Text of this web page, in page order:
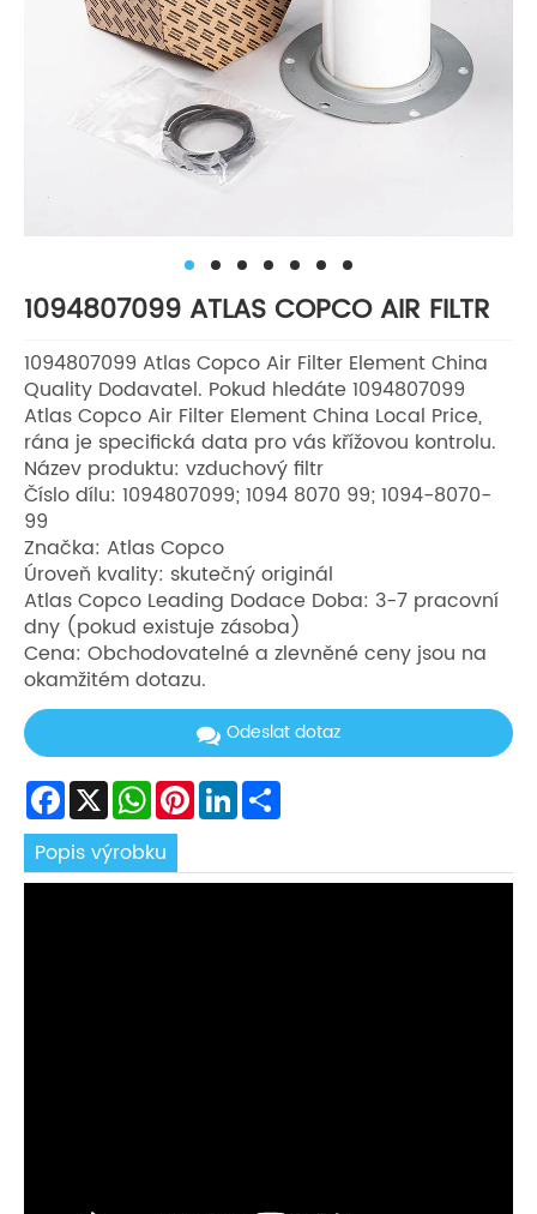
1094807099 ATLAS COPCO AIR FILTR
1094807099 Atlas Copco Air Filter Element China
Quality Dodavatel. Pokud hledáte 1094807099
Atlas Copco Air Filter Element China Local Price,
rána je specifická data pro vás křížovou kontrolu.
Název produktu: vzduchový filtr
Číslo dílu: 1094807099; 1094 8070 99; 1094-8070-
99
Značka: Atlas Copco
Úroveň kvality: skutečný originál
Atlas Copco Leading Dodace Doba: 3-7 pracovní
dny (pokud existuje zásoba)
Cena: Obchodovatelné a zlevněné ceny jsou na
okamžitém dotazu.
Odeslat dotaz
Facebook
X WhatsApp
Pinterest
LinkedIn
Popis výrobku